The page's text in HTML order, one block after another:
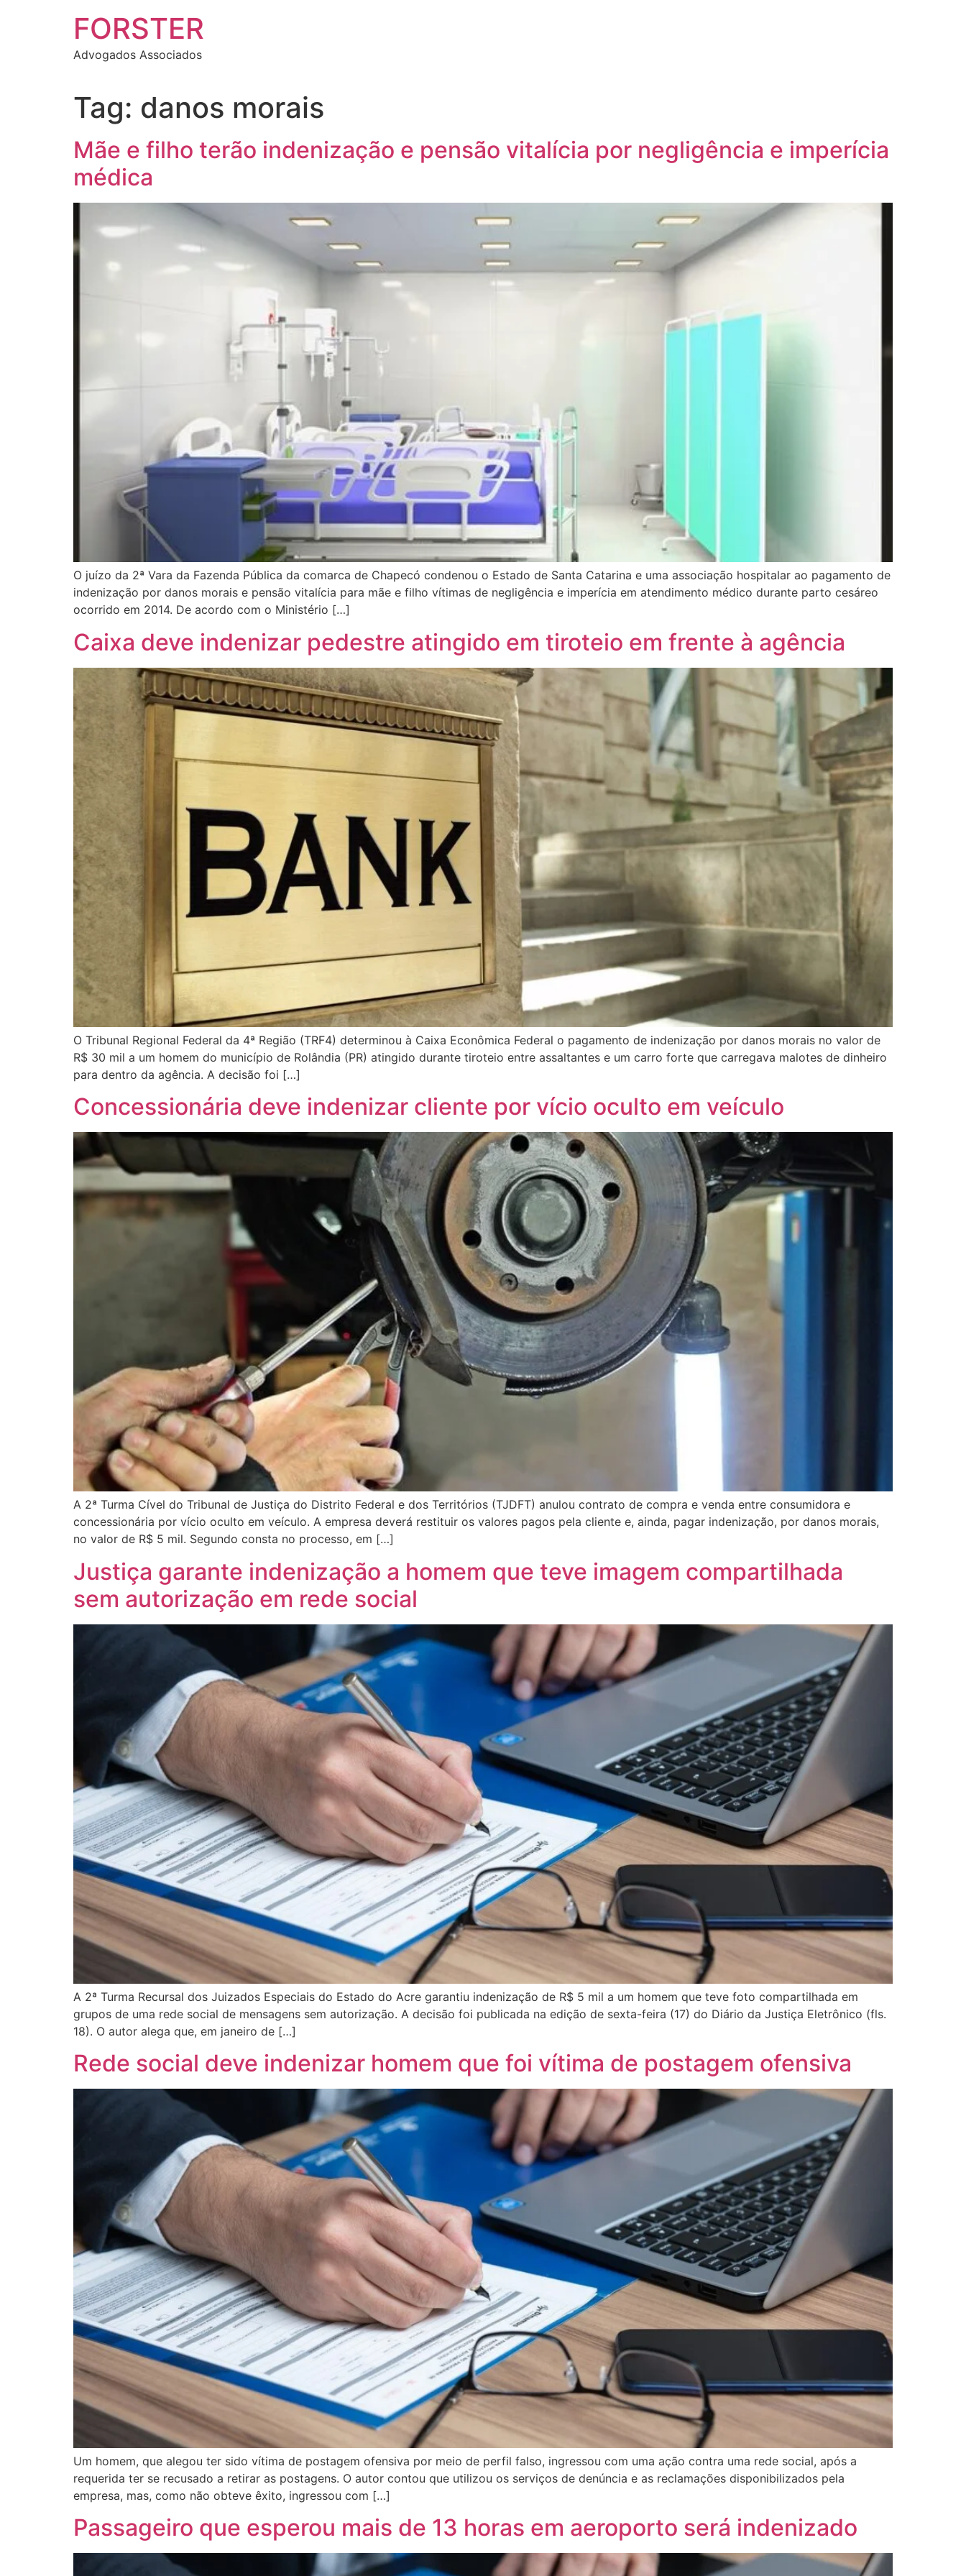
FORSTER
Advogados Associados
Tag: danos morais
Mãe e filho terão indenização e pensão vitalícia por negligência e imperícia
médica
O juízo da 2ª Vara da Fazenda Pública da comarca de Chapecó condenou o Estado de Santa Catarina e uma associação hospitalar ao pagamento de
indenização por danos morais e pensão vitalícia para mãe e filho vítimas de negligência e imperícia em atendimento médico durante parto cesáreo
ocorrido em 2014. De acordo com o Ministério […]
Caixa deve indenizar pedestre atingido em tiroteio em frente à agência
O Tribunal Regional Federal da 4ª Região (TRF4) determinou à Caixa Econômica Federal o pagamento de indenização por danos morais no valor de
R$ 30 mil a um homem do município de Rolândia (PR) atingido durante tiroteio entre assaltantes e um carro forte que carregava malotes de dinheiro
para dentro da agência. A decisão foi […]
Concessionária deve indenizar cliente por vício oculto em veículo
A 2ª Turma Cível do Tribunal de Justiça do Distrito Federal e dos Territórios (TJDFT) anulou contrato de compra e venda entre consumidora e
concessionária por vício oculto em veículo. A empresa deverá restituir os valores pagos pela cliente e, ainda, pagar indenização, por danos morais,
no valor de R$ 5 mil. Segundo consta no processo, em […]
Justiça garante indenização a homem que teve imagem compartilhada
sem autorização em rede social
A 2ª Turma Recursal dos Juizados Especiais do Estado do Acre garantiu indenização de R$ 5 mil a um homem que teve foto compartilhada em
grupos de uma rede social de mensagens sem autorização. A decisão foi publicada na edição de sexta-feira (17) do Diário da Justiça Eletrônico (fls.
18). O autor alega que, em janeiro de […]
Rede social deve indenizar homem que foi vítima de postagem ofensiva
Um homem, que alegou ter sido vítima de postagem ofensiva por meio de perfil falso, ingressou com uma ação contra uma rede social, após a
requerida ter se recusado a retirar as postagens. O autor contou que utilizou os serviços de denúncia e as reclamações disponibilizados pela
empresa, mas, como não obteve êxito, ingressou com […]
Passageiro que esperou mais de 13 horas em aeroporto será indenizado